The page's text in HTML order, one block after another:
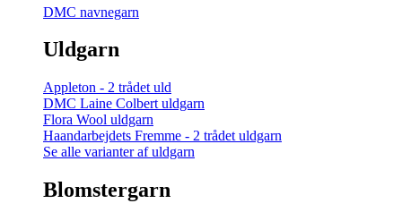
DMC navnegarn
Uldgarn
Appleton - 2 trådet uld
DMC Laine Colbert uldgarn
Flora Wool uldgarn
Haandarbejdets Fremme - 2 trådet uldgarn
Se alle varianter af uldgarn
Blomstergarn